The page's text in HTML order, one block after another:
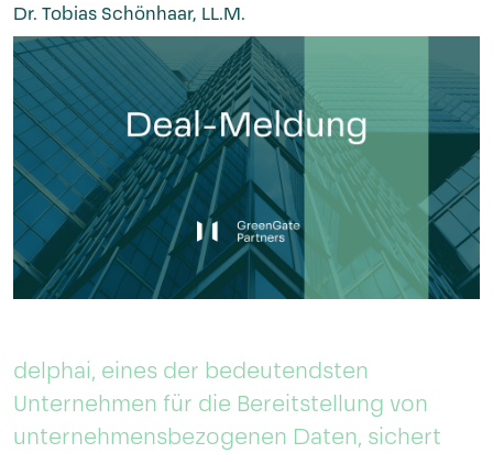
Dr. Tobias Schönhaar, LL.M.
delphai, eines der bedeutendsten
Unternehmen für die Bereitstellung von
unternehmensbezogenen Daten, sichert